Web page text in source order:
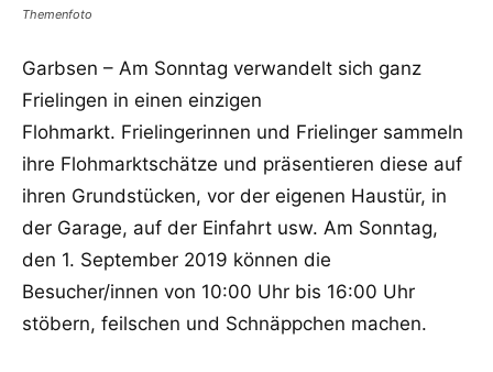
Themenfoto
Garbsen – Am Sonntag verwandelt sich ganz
Frielingen in einen einzigen
Flohmarkt. Frielingerinnen und Frielinger sammeln
ihre Flohmarktschätze und präsentieren diese auf
ihren Grundstücken, vor der eigenen Haustür, in
der Garage, auf der Einfahrt usw. Am Sonntag,
den 1. September 2019 können die
Besucher/innen von 10:00 Uhr bis 16:00 Uhr
stöbern, feilschen und Schnäppchen machen.